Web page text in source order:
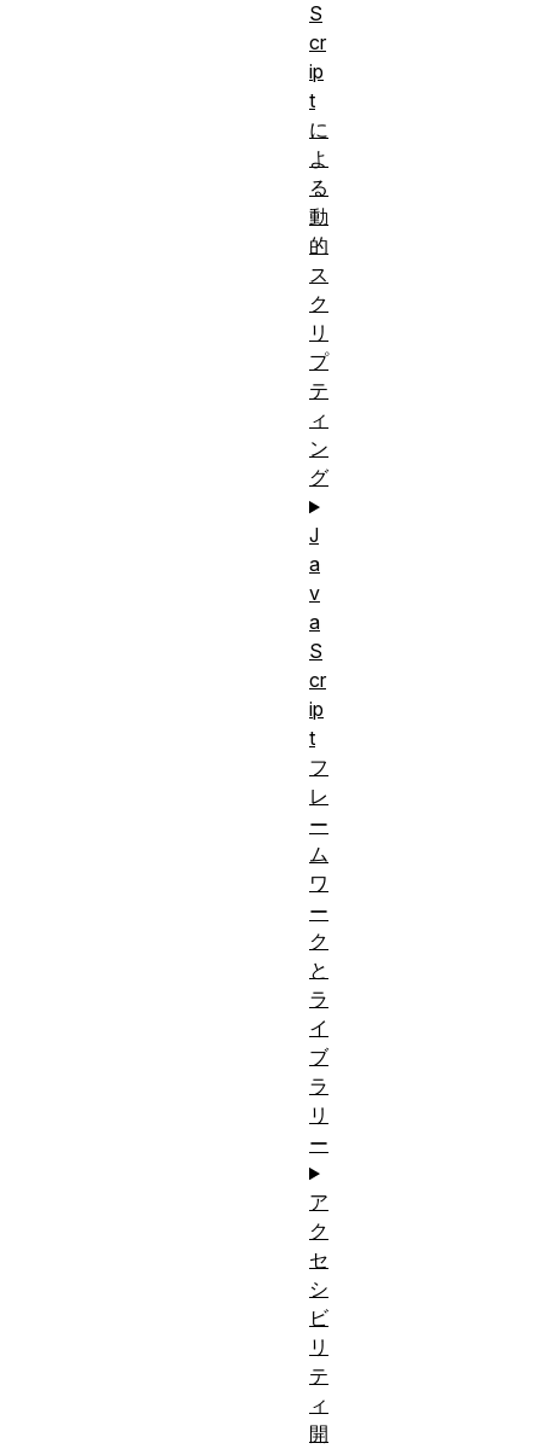
S
cr
ip
t
に
よ
る
動
的
ス
ク
リ
プ
テ
ィ
ン
グ
J
a
v
a
S
cr
ip
t
フ
レ
ー
ム
ワ
ー
ク
と
ラ
イ
ブ
ラ
リ
ー
ア
ク
セ
シ
ビ
リ
テ
ィ
開